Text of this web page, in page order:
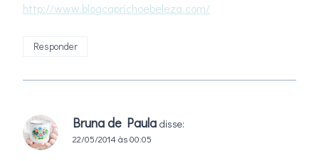
http://www.blogcaprichoebeleza.com/
Responder
Bruna de Paula disse:
22/05/2014 às 00:05